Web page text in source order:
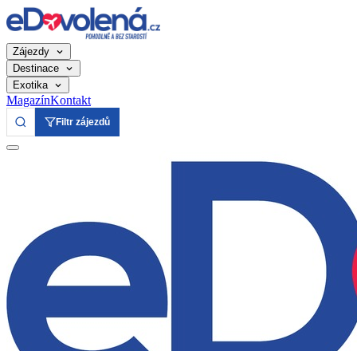
Zájezdy
Destinace
Exotika
MagazínKontakt
Filtr zájezdů